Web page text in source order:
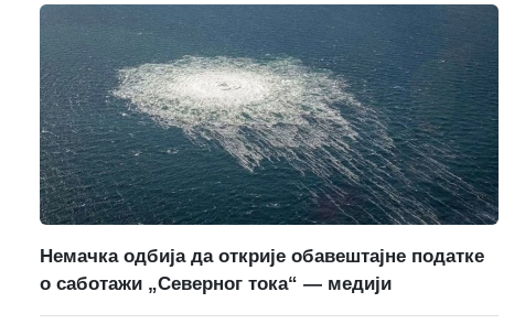
Немачка одбија да открије обавештајне податке
о саботажи „Северног тока“ — медији